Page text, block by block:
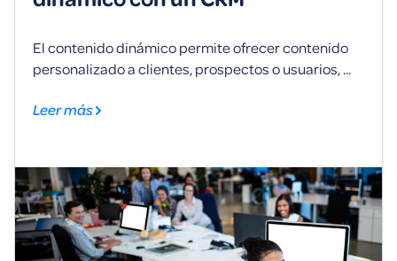
El contenido dinámico permite ofrecer contenido
personalizado a clientes, prospectos o usuarios, ...
Leer más